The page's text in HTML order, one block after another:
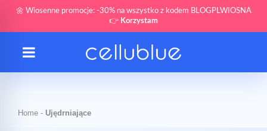
🌼 Wiosenne promocje: -30% na wszystko z kodem BLOGPLWIOSNA
👉 Korzystam
Home - Ujędrniające